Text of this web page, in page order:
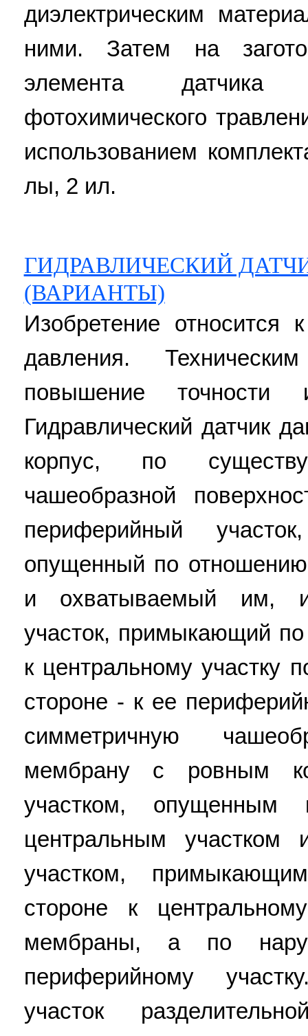
диэлектрическим
ними. Затем на
элемента датчика
фотохимического
использованием
лы, 2 ил.
ГИДРАВЛИЧЕСКИЙ
(ВАРИАНТЫ)
Изобретение относится
давления.
повышение точности
Гидравлический датчик
корпус, по
чашеобразной
периферийный
опущенный по
и охватываемый им, и
участок, примыкающий по
к центральному участку
стороне - к ее
симметричную
мембрану с ровным
участком,
центральным участком
участком,
стороне к
мембраны, а по
периферийному
участок